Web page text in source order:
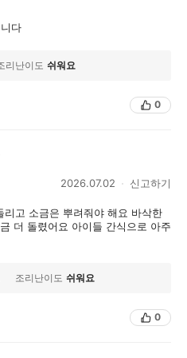
다
리난이도 쉬워요
0
2026.07.02 신고하기
고 소금은 뿌려줘야 해요 바삭한
더 돌렸어요 아이들 간식으로 아주
조리난이도 쉬워요
0